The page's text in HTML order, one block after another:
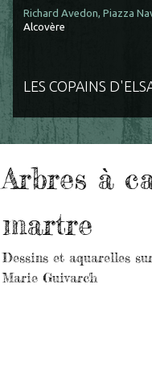
Richard Avedon, Piazza
Alcovère
LES COPAINS
Arbres à
martre
Dessins et aquarelles
Marie Guivarc'h